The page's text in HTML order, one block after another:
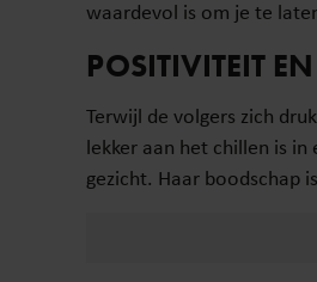
waardevol is om je te
POSITIVITEIT
Terwijl de volgers zich
lekker aan het chillen is
gezicht. Haar boodschap